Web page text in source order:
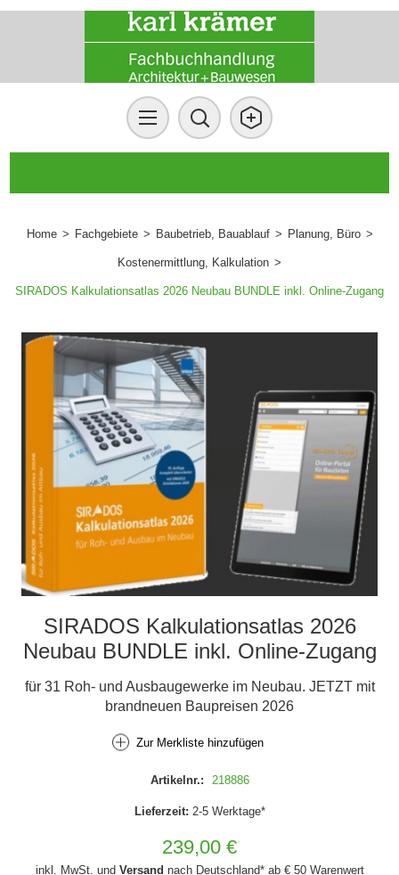
Home > Fachgebiete > Baubetrieb, Bauablauf > Planung, Büro >
Kostenermittlung, Kalkulation >
SIRADOS Kalkulationsatlas 2026 Neubau BUNDLE inkl. Online-Zugang
SIRADOS Kalkulationsatlas 2026
Neubau BUNDLE inkl. Online-Zugang
für 31 Roh- und Ausbaugewerke im Neubau. JETZT mit
brandneuen Baupreisen 2026
Zur Merkliste hinzufügen
Artikelnr.: 218886
Lieferzeit: 2-5 Werktage*
239,00 €
inkl. MwSt. und Versand nach Deutschland* ab € 50 Warenwert